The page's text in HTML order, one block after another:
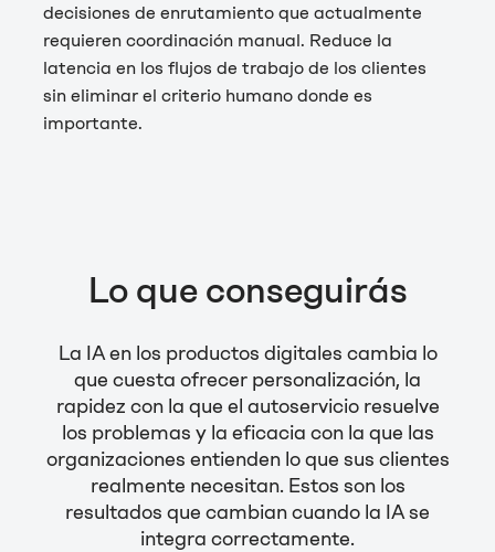
decisiones de enrutamiento que actualmente
requieren coordinación manual. Reduce la
latencia en los flujos de trabajo de los clientes
sin eliminar el criterio humano donde es
importante.
Lo que conseguirás
La IA en los productos digitales cambia lo
que cuesta ofrecer personalización, la
rapidez con la que el autoservicio resuelve
los problemas y la eficacia con la que las
organizaciones entienden lo que sus clientes
realmente necesitan. Estos son los
resultados que cambian cuando la IA se
integra correctamente.